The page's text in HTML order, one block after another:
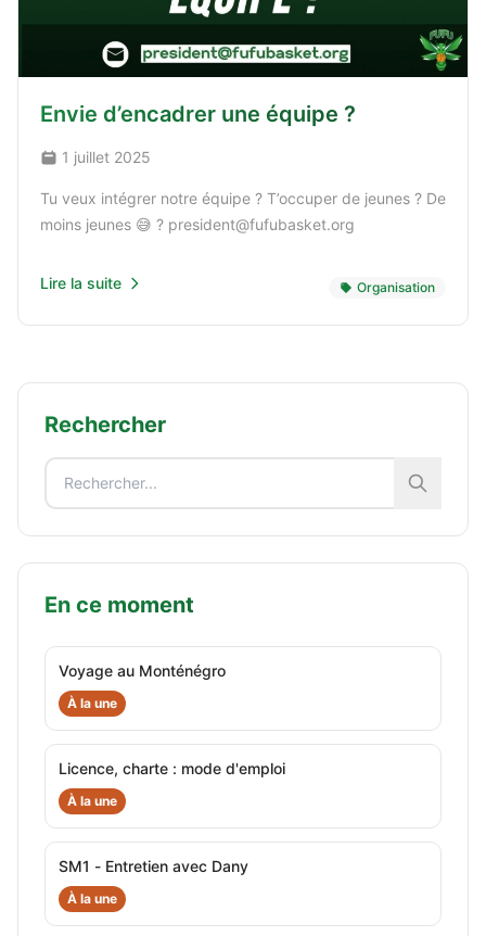
Envie d’encadrer une équipe ?
1 juillet 2025
Tu veux intégrer notre équipe ? T’occuper de jeunes ? De
moins jeunes 😅 ? president@fufubasket.org
Lire la suite Organisation
Rechercher
En ce moment
Voyage au Monténégro
À la une
Licence, charte : mode d'emploi
À la une
SM1 - Entretien avec Dany
À la une